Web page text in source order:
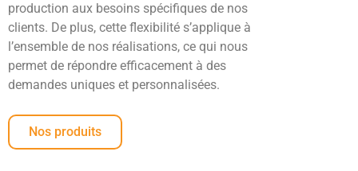
production aux besoins spécifiques de nos
clients. De plus, cette flexibilité s’applique à
l’ensemble de nos réalisations, ce qui nous
permet de répondre efficacement à des
demandes uniques et personnalisées.
Nos produits